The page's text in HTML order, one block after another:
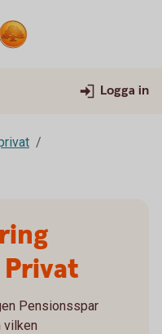
Logga in
Pensionsspar
vilken